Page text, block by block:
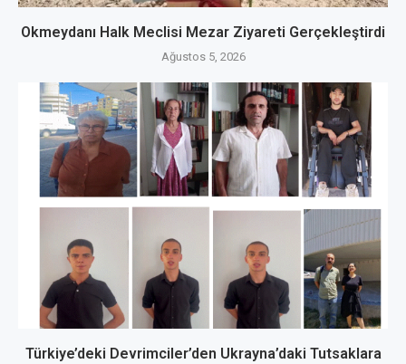
Okmeydanı Halk Meclisi Mezar Ziyareti Gerçekleştirdi
Ağustos 5, 2026
Türkiye’deki Devrimciler’den Ukrayna’daki Tutsaklara